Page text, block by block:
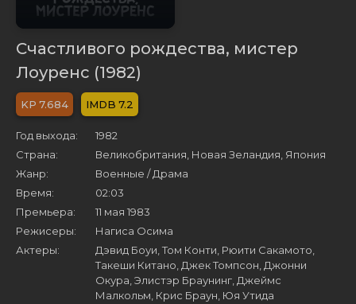
Счастливого рождества, мистер
Лоуренс (1982)
7.684 7.2
Год выхода:
1982
Страна:
Великобритания, Новая Зеландия, Япония
Жанр:
Военные / Драма
Время:
02:03
Премьера:
11 мая 1983
Режисеры:
Нагиса Осима
Актеры:
Дэвид Боуи, Том Конти, Рюити Сакамото,
Такеши Китано, Джек Томпсон, Джонни
Окура, Элистэр Браунинг, Джеймс
Малкольм, Крис Браун, Юя Утида